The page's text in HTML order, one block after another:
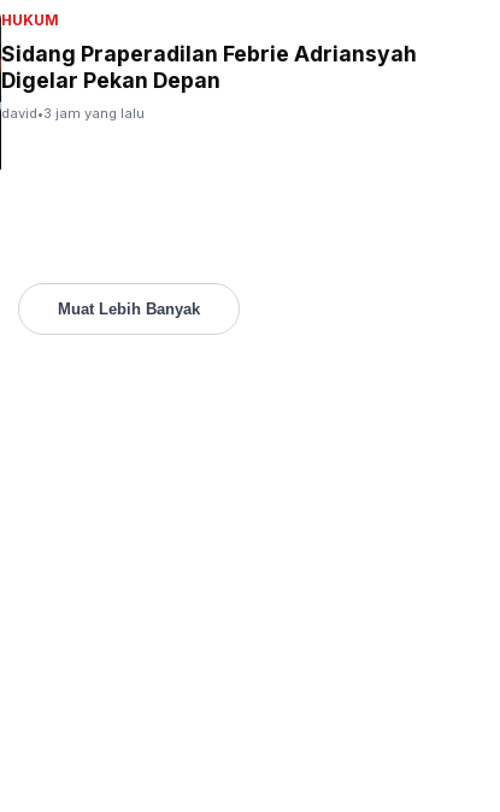
HUKUM
Sidang Praperadilan Febrie Adriansyah
Digelar Pekan Depan
david•3 jam yang lalu
Muat Lebih Banyak